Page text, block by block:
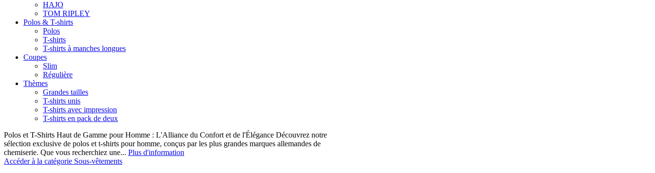
HAJO
TOM RIPLEY
Polos & T-shirts
Polos
T-shirts
T-shirts à manches longues
Coupes
Slim
Régulière
Thèmes
Grandes tailles
T-shirts unis
T-shirts avec impression
T-shirts en pack de deux
Polos et T-Shirts Haut de Gamme pour Homme : L'Alliance du Confort et de l'Élégance Découvrez notre
sélection exclusive de polos et t-shirts pour homme, conçus par les plus grandes marques allemandes de
chemiserie. Que vous recherchiez une... Plus d'information
Accéder à la catégorie Sous-vêtements